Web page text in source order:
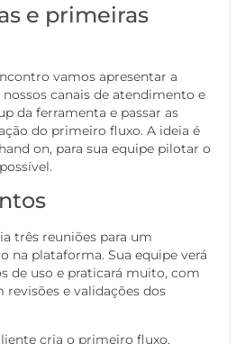
e primeiras
vamos apresentar a
nossos canais de atendimento e
da ferramenta e passar as
do primeiro fluxo. A ideia é
on, para sua equipe pilotar o
três reuniões para um
na plataforma. Sua equipe verá
de uso e praticará muito, com
e validações dos
cria o primeiro fluxo,